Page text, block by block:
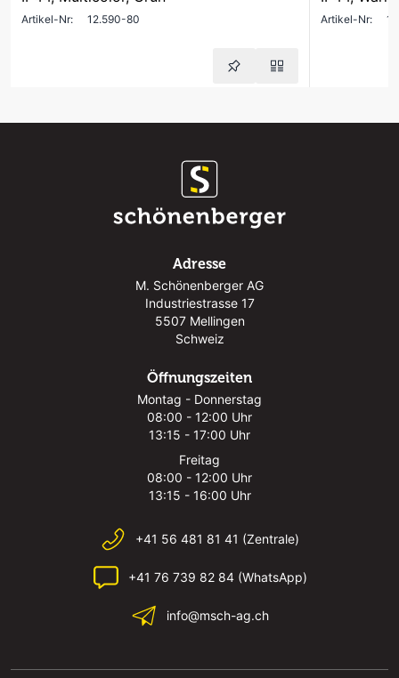
Artikel-Nr: 12.590-80 Artikel-Nr:
Adresse
M. Schönenberger AG
Industriestrasse 17
5507 Mellingen
Schweiz
Öffnungszeiten
Montag - Donnerstag
08:00 - 12:00 Uhr
13:15 - 17:00 Uhr
Freitag
08:00 - 12:00 Uhr
13:15 - 16:00 Uhr
+41 56 481 81 41 (Zentrale)
+41 76 739 82 84 (WhatsApp)
info@msch-ag.ch